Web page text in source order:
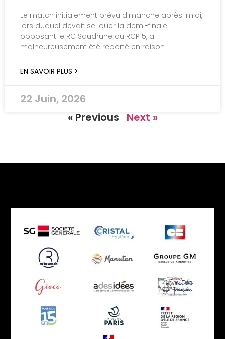
Le match initialement prévu dimanche après-midi,
lors duquel devait se jouer la demi-finale
opposant le RC Saudrune au RCP15, a
malheureusement été reporté en raison
EN SAVOIR PLUS >
22 Juin, 2026
« Previous
Next »